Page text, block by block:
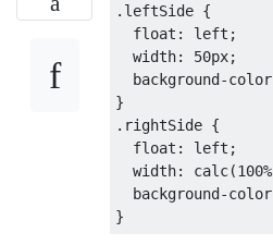
. leftSide {
float : left ;
width: 50px;
background-color
}
. rightSide {
float : left ;
width: calc(100%
background-color
}